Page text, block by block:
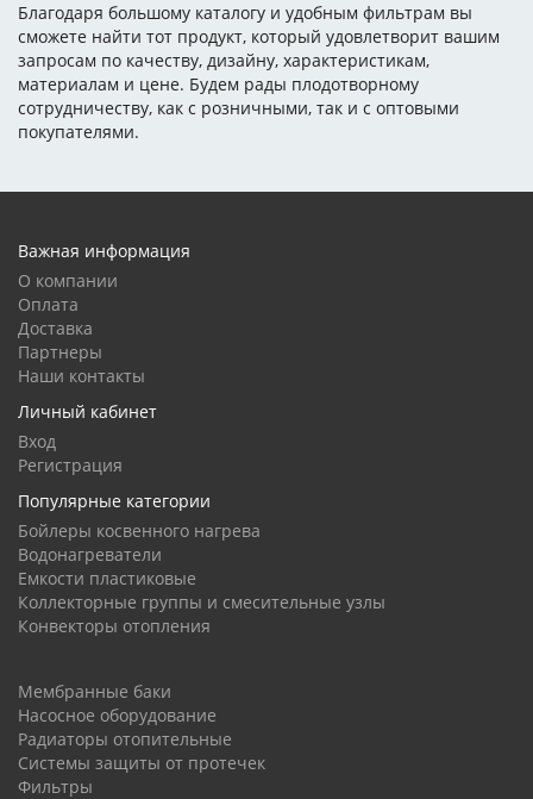
Благодаря большому каталогу и удобным фильтрам вы
сможете найти тот продукт, который удовлетворит вашим
запросам по качеству, дизайну, характеристикам,
материалам и цене. Будем рады плодотворному
сотрудничеству, как с розничными, так и с оптовыми
покупателями.
Важная информация
О компании
Оплата
Доставка
Партнеры
Наши контакты
Личный кабинет
Вход
Регистрация
Популярные категории
Бойлеры косвенного нагрева
Водонагреватели
Емкости пластиковые
Коллекторные группы и смесительные узлы
Конвекторы отопления
Мембранные баки
Насосное оборудование
Радиаторы отопительные
Системы защиты от протечек
Фильтры